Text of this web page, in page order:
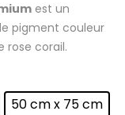
est un
pigment couleur
rose corail.
50 cm x 75 cm